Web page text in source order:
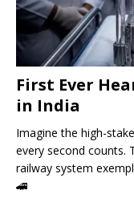
First Ever
in India
Imagine the high-
every second counts.
railway system
🚄